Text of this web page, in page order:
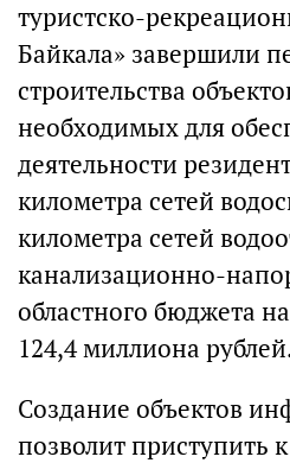
туристско-
Байкала» завершили
строительства
необходимых для
деятельности
километра сетей
километра сетей
канализационно-
областного бюджета
124,4 миллиона
Создание объектов
позволит приступить